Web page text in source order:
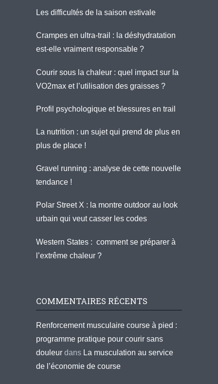
Les difficultés de la saison estivale
Crampes en ultra-trail : la déshydratation
est-elle vraiment responsable ?
Courir sous la chaleur : quel impact sur la
VO2max et l’utilisation des graisses ?
Profil psychologique et blessures en trail
La nutrition : un sujet qui prend de plus en
plus de place !
Gravel running : analyse de cette nouvelle
tendance !
Polar Street X : la montre outdoor au look
urbain qui veut casser les codes
Western States : comment se préparer à
l’extrême chaleur ?
COMMENTAIRES RÉCENTS
Renforcement musculaire course à pied :
programme pratique pour courir sans
douleur dans La musculation au service
de l’économie de course